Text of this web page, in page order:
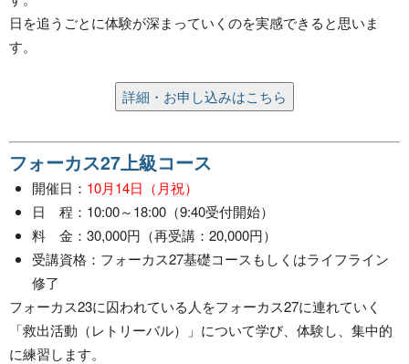
日を追うごとに体験が深まっていくのを実感できると思いま
す。
詳細・お申し込みはこちら
フォーカス27上級コース
開催日： 10月14日（月祝）
日 程：10:00～18:00（9:40受付開始）
料 金：30,000円（再受講：20,000円）
受講資格：フォーカス27基礎コースもしくはライフライン
修了
フォーカス23に囚われている人をフォーカス27に連れていく
「救出活動（レトリーバル）」について学び、体験し、集中的
に練習します。